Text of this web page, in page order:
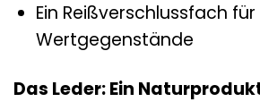
Ein Reißverschlussfach für
Wertgegenstände
Das Leder: Ein